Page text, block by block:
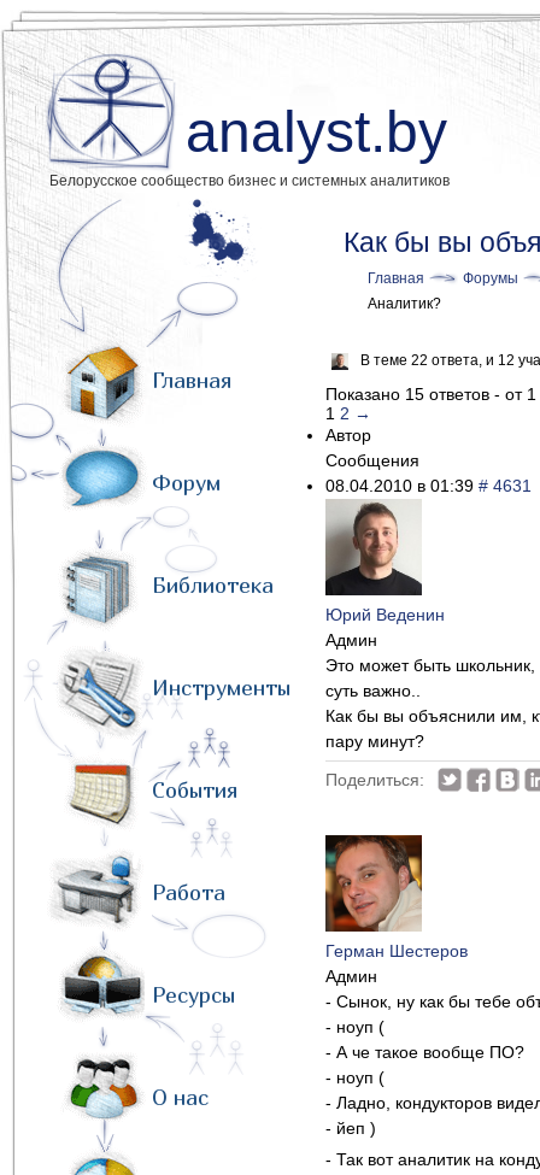
analyst.by
Белорусское сообщество бизнес и системных аналитиков
Главная
Форум
Библиотека
Инструменты
События
Работа
Ресурсы
О нас
Как бы вы
Главная
Форумы
Аналитик?
В теме 22 ответа, и 12
Показано 15 ответов - от
1 2 →
Автор
Сообщения
08.04.2010 в 01:39 # 4631
Юрий Веденин
Админ
Это может быть
суть важно..
Как бы вы объяснили им,
пару минут?
Поделиться:
Герман Шестеров
Админ
- Сынок, ну как бы тебе
- ноуп (
- А че такое вообще ПО?
- ноуп (
- Ладно, кондукторов
- йеп )
- Так вот аналитик на